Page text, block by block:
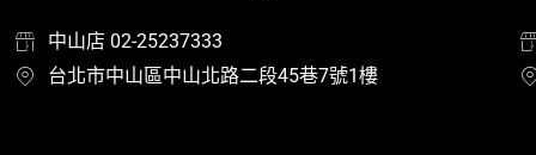
中山店 02-25237333
台北市中山區中山北路二段45巷7號1樓